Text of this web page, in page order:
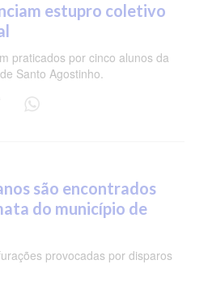
estupro coletivo
praticados por cinco alunos da
Santo Agostinho.
são encontrados
do município de
provocadas por disparos